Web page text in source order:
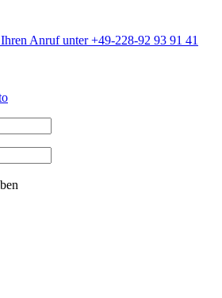
Anruf unter +49-228-92 93 91 41